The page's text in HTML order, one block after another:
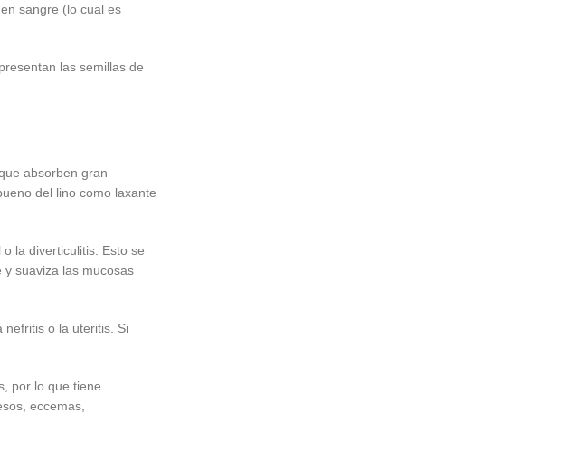
sangre (lo cual es
las semillas de
absorben gran
del lino como laxante
la diverticulitis. Esto se
suaviza las mucosas
nefritis o la uteritis. Si
por lo que tiene
eccemas,